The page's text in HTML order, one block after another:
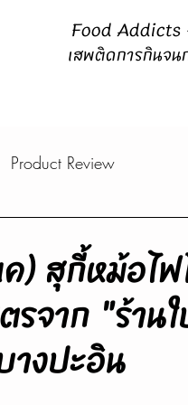
Food Addicts
เสพติดการกินจ
Product Review
) สุกี้หม้อไ
จาก "ร้าน
างปะอิน